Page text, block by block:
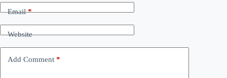
Email*
Website
Add Comment *